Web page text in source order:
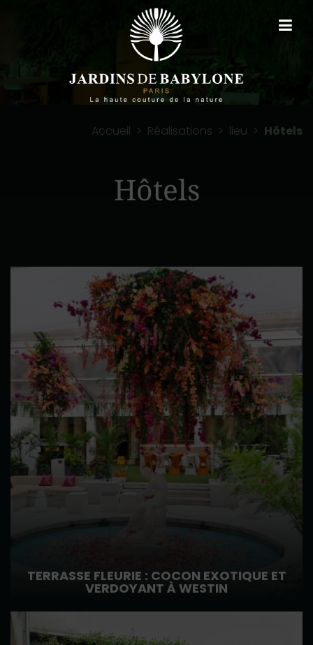
Accueil > Réalisations > lieu > Hôtels
Hôtels
TERRASSE FLEURIE : COCON EXOTIQUE ET
VERDOYANT À WESTIN